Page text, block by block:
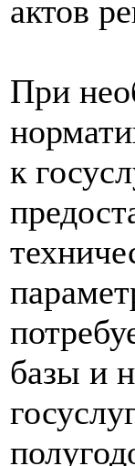
актов
При
к
базы и